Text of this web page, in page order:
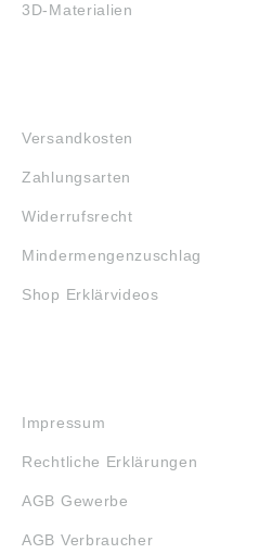
3D-Materialien
Versandkosten
Zahlungsarten
Widerrufsrecht
Mindermengenzuschlag
Shop Erklärvideos
Impressum
Rechtliche Erklärungen
AGB Gewerbe
AGB Verbraucher